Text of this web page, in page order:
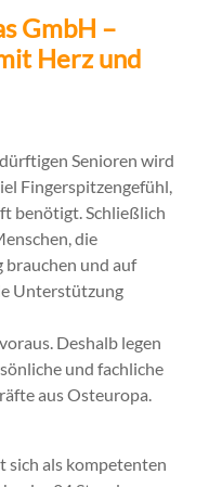
GmbH –
Herz und
Senioren wird
Fingerspitzengefühl,
benötigt. Schließlich
die
und auf
Unterstützung
Deshalb legen
und fachliche
aus Osteuropa.
sich als kompetenten